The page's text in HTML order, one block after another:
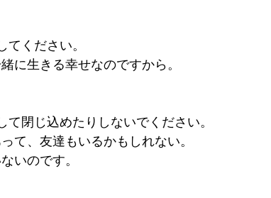
てください。
に生きる幸せなのですから。
て閉じ込めたりしないでください。
て、友達もいるかもしれない。
いのです。